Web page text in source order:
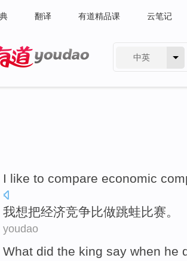
翻译 有道精品课 云笔记
中英
I like to compare economic
我想把经济竞争比做跳蛙比赛。
youdao
What did the king say when he